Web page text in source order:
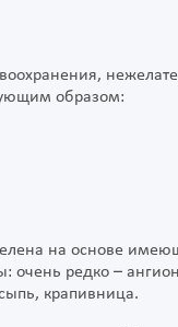
образом:
на основе
редко –
крапивница.